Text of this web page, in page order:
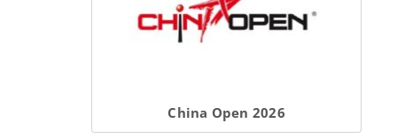
Сhina Open 2026